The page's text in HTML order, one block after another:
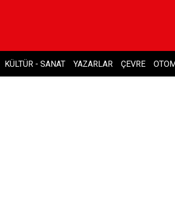
KÜLTÜR - SANAT YAZARLAR ÇEVRE